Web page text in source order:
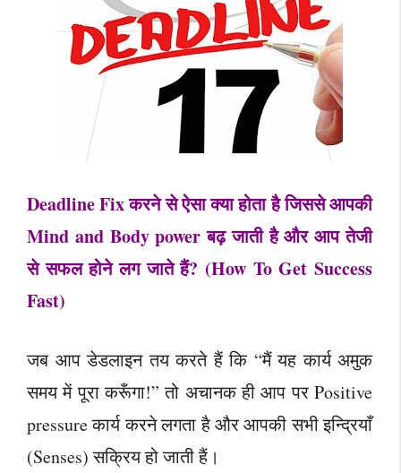
Deadline Fix करने से ऐसा क्या होता है जिससे आपकी
Mind and Body power बढ़ जाती है और आप तेजी
से सफल होने लग जाते हैं? (How To Get Success
Fast)
जब आप डेडलाइन तय करते हैं कि “मैं यह कार्य अमुक
समय में पूरा करूँगा!” तो अचानक ही आप पर Positive
pressure कार्य करने लगता है और आपकी सभी इन्द्रियाँ
(Senses) सक्रिय हो जाती हैं।